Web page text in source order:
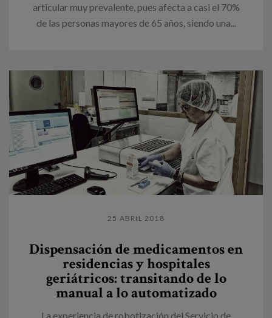
articular muy prevalente, pues afecta a casi el 70%
de las personas mayores de 65 años, siendo una...
25 ABRIL 2018
Dispensación de medicamentos en
residencias y hospitales
geriátricos: transitando de lo
manual a lo automatizado
La experiencia de robotización del Servicio de